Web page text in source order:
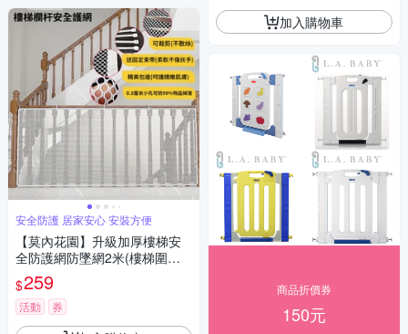
安全防護 居家安心 安裝方便
【莫內花園】升級加厚樓梯安
全防護網防墜網2米(樓梯圍欄
縫防護網 欄杆安全網)
$259
活動 券
加入購物車
商品折價券
150元